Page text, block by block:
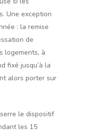
Une exception
: la remise
de
logements, à
fixé jusqu’à la
alors porter sur
le dispositif
les 15